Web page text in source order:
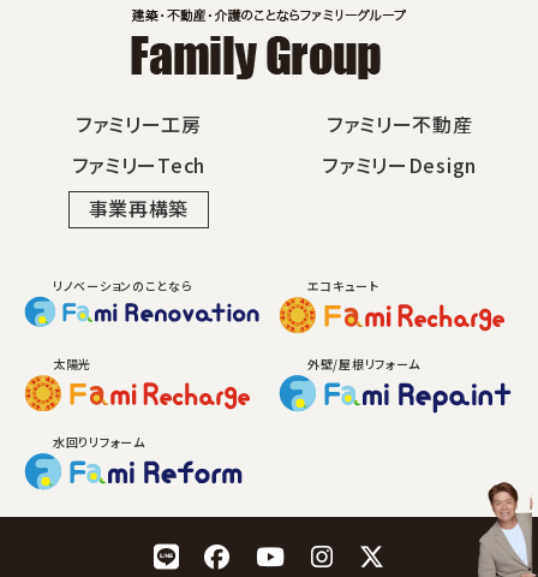
ファミリー工房
ファミリー不動産
ファミリーTech
ファミリーDesign
事業再構築
リノベーションのことなら エコキュート
太陽光 外壁/屋根リフォーム
水回りリフォーム
LINE Facebook
YouTubeInstagram